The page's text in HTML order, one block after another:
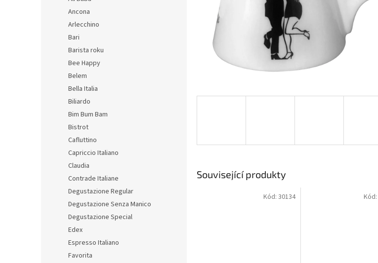
Ancona
Arlecchino
Bari
Barista roku
Bee Happy
Belem
Bella Italia
Biliardo
Bim Bum Bam
Bistrot
Cafluttino
Capriccio Italiano
Claudia
Contrade Italiane
Degustazione Regular
Degustazione Senza Manico
Degustazione Special
Edex
Espresso Italiano
Favorita
Související produkty
Kód: 30134 Kód: